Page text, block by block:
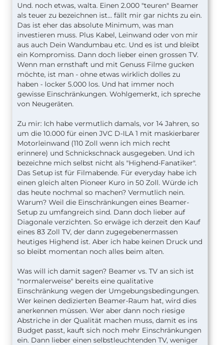
Und. noch etwas, walta. Einen 2.000 "teuren" Beamer
als teuer zu bezeichnen ist... fällt mir gar nichts zu ein.
Das ist eher das absolute Minimum, was man
investieren muss. Plus Kabel, Leinwand oder von mir
aus auch Dein Wandumbau etc. Und es ist und bleibt
ein Kompromiss. Dann doch lieber einen grossen TV.
Wenn man ernsthaft und mit Genuss Filme gucken
möchte, ist man - ohne etwas wirklich dolles zu
haben - locker 5.000 los. Und hat immer noch
gewisse Einschränkungen. Wohlgemerkt, ich spreche
von Neugeräten.
Zu mir: Ich habe vermutlich damals, vor 14 Jahren, so
um die 10.000 für einen JVC D-ILA 1 mit maskierbarer
Motorleinwand (110 Zoll wenn ich mich recht
erinnere) und Schnickschnack ausgegeben. Und ich
bezeichne mich selbst nicht als "Highend-Fanatiker".
Das Setup ist für Filmabende. Für everyday habe ich
einen gleich alten Pioneer Kuro in 50 Zoll. Würde ich
das heute nochmal so machen? Vermutlich nein.
Warum? Weil die Einschränkungen eines Beamer-
Setup zu umfangreich sind. Dann doch lieber auf
Diagonale verzichten. So erwäge ich derzeit den Kauf
eines 83 Zoll TV, der dann zugegebenermassen
heutiges Highend ist. Aber ich habe keinen Druck und
so bleibt momentan noch alles beim alten.
Was will ich damit sagen? Beamer vs. TV an sich ist
"normalerweise" bereits eine qualitative
Einschränkung wegen der Umgebungsbedingungen.
Wer keinen dedizierten Beamer-Raum hat, wird dies
anerkennen müssen. Wer aber dann noch riesige
Abstriche in der Qualität machen muss, damit es ins
Budget passt, kauft sich noch mehr Einschränkungen
ein. Dann lieber einen selbstleuchtenden TV, weniger